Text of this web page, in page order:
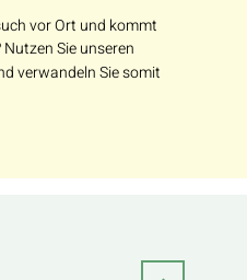
vor Ort und kommt
Sie unseren
verwandeln Sie somit